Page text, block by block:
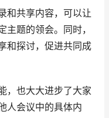
和共享内容，可以让
题的领会。同时，
和探讨，促进共同成
，也大大进步了大家
人会议中的具体内